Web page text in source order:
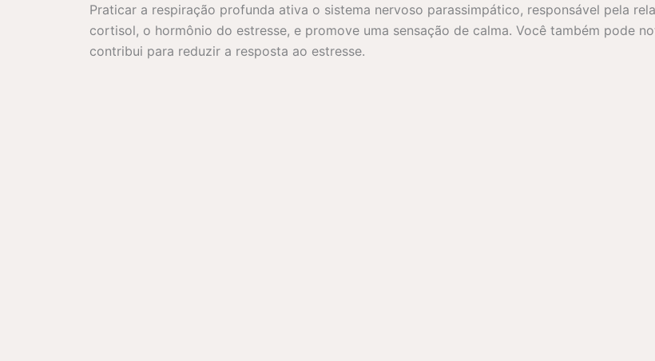
Praticar a respiração profunda ativa o sistema nervoso parassimpático, responsável pela
cortisol, o hormônio do estresse, e promove uma sensação de calma. Você também pode
contribui para reduzir a resposta ao estresse.